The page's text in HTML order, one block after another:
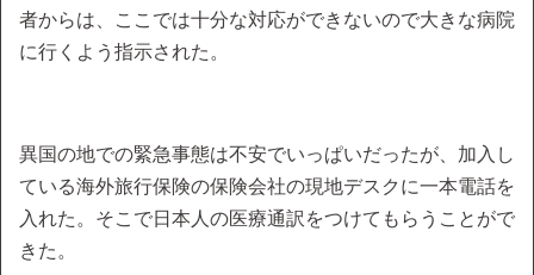
者からは、ここでは十分な対応ができないので大きな病院
に行くよう指示された。
異国の地での緊急事態は不安でいっぱいだったが、加入し
ている海外旅行保険の保険会社の現地デスクに一本電話を
入れた。そこで日本人の医療通訳をつけてもらうことがで
きた。